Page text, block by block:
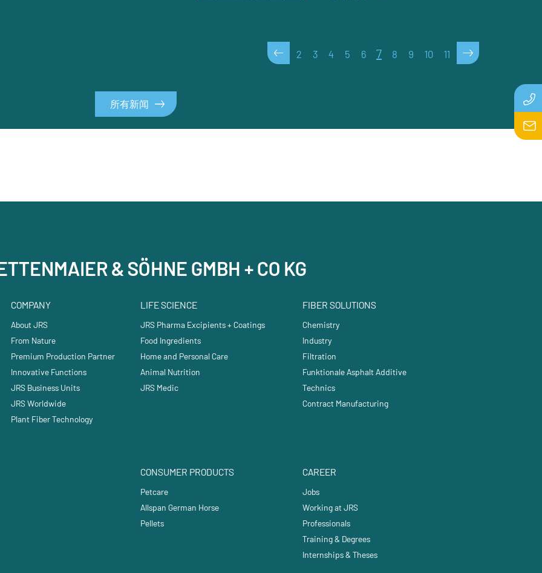
2 3 4 5 6 7 8 9 10 11 >
所有新闻
& SÖHNE GMBH + CO KG
COMPANY
About JRS
From Nature
Premium Production Partner
Innovative Functions
JRS Business Units
JRS Worldwide
Plant Fiber Technology
LIFE SCIENCE
JRS Pharma Excipients + Coatings
Food Ingredients
Home and Personal Care
Animal Nutrition
JRS Medic
FIBER SOLUTIONS
Chemistry
Industry
Filtration
Funktionale Asphalt Additive
Technics
Contract Manufacturing
CONSUMER PRODUCTS
Petcare
Allspan German Horse
Pellets
CAREER
Jobs
Working at JRS
Professionals
Training & Degrees
Internships & Theses